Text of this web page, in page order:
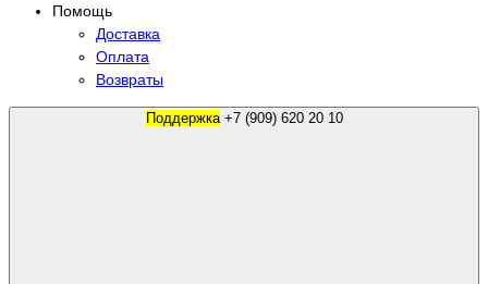
Помощь
Доставка
Оплата
Возвраты
Поддержка +7 (909) 620 20 10